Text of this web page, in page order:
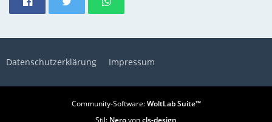
Datenschutzerklärung Impressum
Community-Software:WoltLab Suite™
Stil: Nerovoncls-design